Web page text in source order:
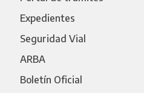
Expedientes
Seguridad Vial
ARBA
Boletín Oficial